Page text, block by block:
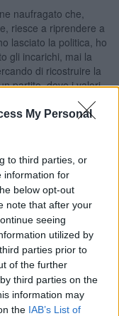
My Personal
to third parties, or
information for
below opt-out
note that after your
seeing
utilized by
parties prior to
of the further
third parties on the
information may
the IAB’s List of
naufragato che,
riesce a riprendere a
lasciato la politica, ho
gli incarichi, mai la
di ricostruire la
partito, dove i valori
caduti come foglie
Anch’essa mi sembra
confusa e dispersa.
La pace prima di
dal basso, unitaria e
sorti della sinistra
che posso ancora
di sprofondare
la senilità: ed è